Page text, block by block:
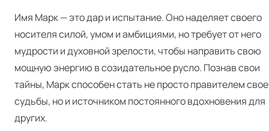
Имя Марк — это дар и испытание. Оно наделяет своего
носителя силой, умом и амбициями, но требует от него
мудрости и духовной зрелости, чтобы направить свою
мощную энергию в созидательное русло. Познав свои
тайны, Марк способен стать не просто правителем
судьбы, но и источником постоянного вдохновения для
других.